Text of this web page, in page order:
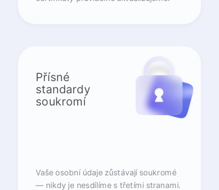
Přísné
standardy
soukromí
Vaše osobní údaje zůstávají soukromé
— nikdy je nesdílíme s třetími stranami.